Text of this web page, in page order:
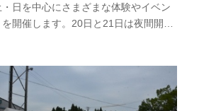
・日を中心にさまざまな体験やイベン
を開催します。20日と21日は夜間開園